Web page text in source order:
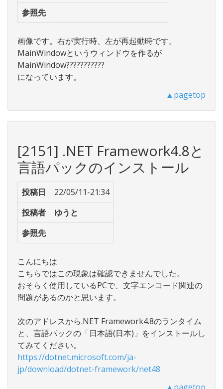
参照先
画像です。右が実行時、左が再起動時です。
MainWindowというウィンドウを作るが
MainWindow???????????
になっています。
▲pagetop
[2151] .NET Framework4.8と
言語パックのインストール
投稿日
22/05/11-21:34
投稿者
ゆうと
参照先
こんにちは
こちらではこの現象は確認できませんでした。
おそらく使用しているPCで、文字エンコード関連の
問題があるのかと思います。
次のアドレスから.NET Framework4.8のランタイム
と、言語パックの「日本語(日本)」をインストールし
てみてください。
https://dotnet.microsoft.com/ja-
jp/download/dotnet-framework/net48